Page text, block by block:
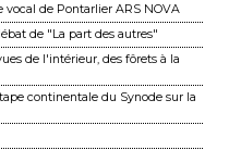
de Pontarlier ARS NOVA
de "La part des autres"
de l'intérieur, des fôrets à la
continentale du Synode sur la